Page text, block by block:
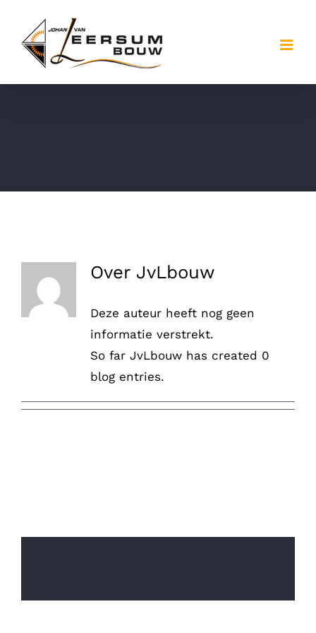
inhoud
Over JvLbouw
Deze auteur heeft nog geen
informatie verstrekt.
So far JvLbouw has created 0
blog entries.